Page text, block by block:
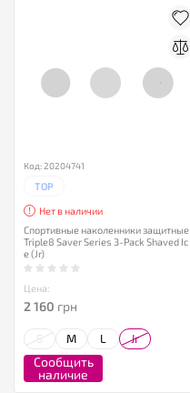
Код: 20204741
TOP
Нет в наличии
Спортивные наколенники защитные
Triple8 Saver Series 3-Pack Shaved Ic
e (Jr)
Цена:
2 160 грн
M L Jr
Сообщить
наличие